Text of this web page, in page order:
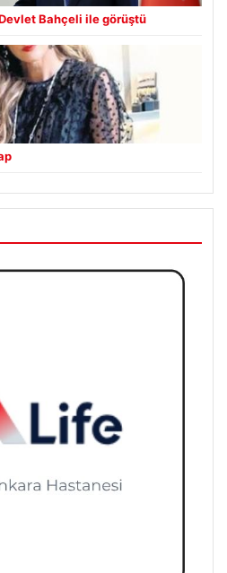
Bahçeli ile görüştü